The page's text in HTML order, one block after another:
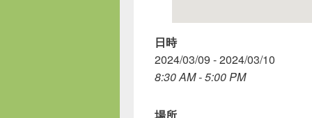
日時
2024/03/09 - 2024/03/10
8:30 AM - 5:00 PM